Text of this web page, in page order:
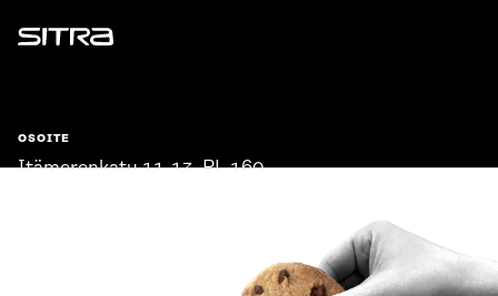
Sitra
OSOITE
Itämerenkatu 11-13, PL 160,